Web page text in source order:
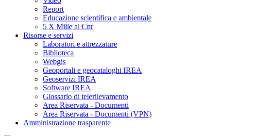
Report
Educazione scientifica e ambientale
5 X Mille al Cnr
Risorse e servizi
Laboratori e attrezzature
Biblioteca
Webgis
Geoportali e geocataloghi IREA
Geoservizi IREA
Software IREA
Glossario di telerilevamento
Area Riservata - Documenti
Area Riservata - Documenti (VPN)
Amministrazione trasparente